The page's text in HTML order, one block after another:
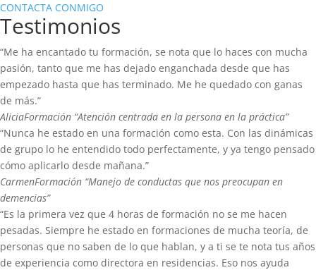
CONTACTA CONMIGO
Testimonios
“Me ha encantado tu formación, se nota que lo haces con mucha
pasión, tanto que me has dejado enganchada desde que has
empezado hasta que has terminado. Me he quedado con ganas
de más.”
AliciaFormación “Atención centrada en la persona en la práctica”
“Nunca he estado en una formación como esta. Con las dinámicas
de grupo lo he entendido todo perfectamente, y ya tengo pensado
cómo aplicarlo desde mañana.”
CarmenFormación “Manejo de conductas que nos preocupan en
demencias”
“Es la primera vez que 4 horas de formación no se me hacen
pesadas. Siempre he estado en formaciones de mucha teoría, de
personas que no saben de lo que hablan, y a ti se te nota tus años
de experiencia como directora en residencias. Eso nos ayuda